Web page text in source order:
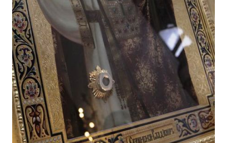
Україна Політика
Економіка Світ
Спорт Наука
Техно і зв'язок Лайт
Зброя Інциденти
Здоров'я Туризм